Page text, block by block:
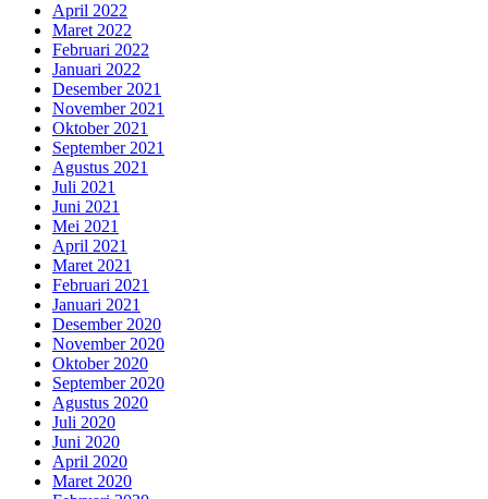
April 2022
Maret 2022
Februari 2022
Januari 2022
Desember 2021
November 2021
Oktober 2021
September 2021
Agustus 2021
Juli 2021
Juni 2021
Mei 2021
April 2021
Maret 2021
Februari 2021
Januari 2021
Desember 2020
November 2020
Oktober 2020
September 2020
Agustus 2020
Juli 2020
Juni 2020
April 2020
Maret 2020